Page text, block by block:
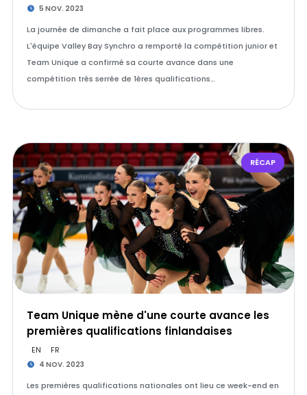
5 NOV. 2023
La journée de dimanche a fait place aux programmes libres.
L'équipe Valley Bay Synchro a remporté la compétition junior et
Team Unique a confirmé sa courte avance dans une
compétition très serrée de 1ères qualifications…
RÉCAP
Team Unique mène d'une courte avance les
premières qualifications finlandaises
EN FR
4 NOV. 2023
Les premières qualifications nationales ont lieu ce week-end en